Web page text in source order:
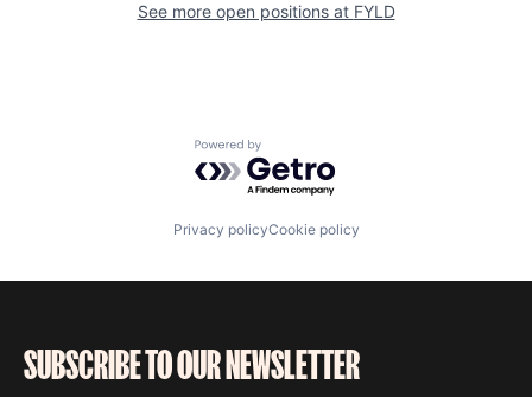
See more open positions at FYLD
Powered by Getro.com
Privacy policyCookie policy
SUBSCRIBE TO OUR NEWSLETTER